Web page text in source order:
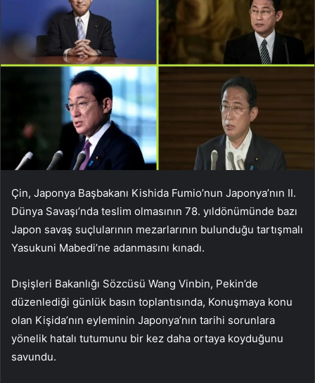
Çin, Japonya Başbakanı Kishida Fumio’nun Japonya’nın II.
Dünya Savaşı’nda teslim olmasının 78. yıldönümünde bazı
Japon savaş suçlularının mezarlarının bulunduğu tartışmalı
Yasukuni Mabedi’ne adanmasını kınadı.
Dışişleri Bakanlığı Sözcüsü Wang Vinbin, Pekin’de
düzenlediği günlük basın toplantısında, Konuşmaya konu
olan Kişida’nın eyleminin Japonya’nın tarihi sorunlara
yönelik hatalı tutumunu bir kez daha ortaya koyduğunu
savundu.